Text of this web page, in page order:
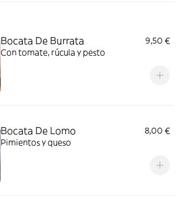
Bocata De Burrata
9,50 €
Con tomate, rúcula y pesto
Bocata De Lomo
8,00 €
Pimientos y queso